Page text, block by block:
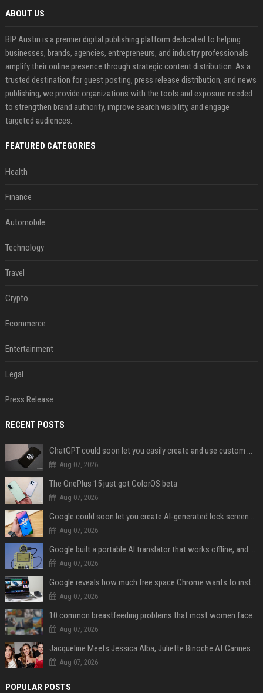
ABOUT US
BIP Austin is a premier digital publishing platform dedicated to helping
businesses, brands, agencies, entrepreneurs, and industry professionals
amplify their online presence through strategic content distribution. As a
trusted destination for guest posting, press release distribution, and news
publishing, we provide organizations with the tools and exposure needed
to strengthen brand authority, improve search visibility, and engage
targeted audiences.
FEATURED CATEGORIES
Health
Finance
Automobile
Technology
Travel
Crypto
Ecommerce
Entertainment
Legal
Press Release
RECENT POSTS
ChatGPT could soon let you easily create and use custom WhatsApp stickers
Aug 07, 2026
The OnePlus 15 just got ColorOS beta
Aug 07, 2026
Google could soon let you create AI-generated lock screen clocks on Android
Aug 07, 2026
Google built a portable AI translator that works offline, and you can build one too
Aug 07, 2026
Google reveals how much free space Chrome wants to install local AI models
Aug 07, 2026
10 common breastfeeding problems that most women face and how to deal with them
Aug 07, 2026
Jacqueline Meets Jessica Alba, Juliette Binoche At Cannes 2025, Says She's 'Speechless'
Aug 07, 2026
POPULAR POSTS